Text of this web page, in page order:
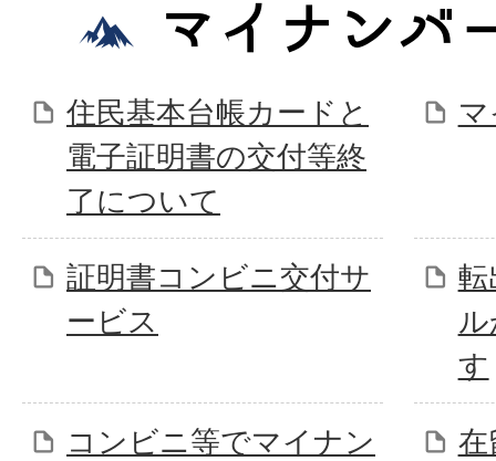
マイナンバ
住民基本台帳カードと
電子証明書の交付等終
了について
証明書コンビニ交付サ
ービス
転
す
コンビニ等でマイナン
在